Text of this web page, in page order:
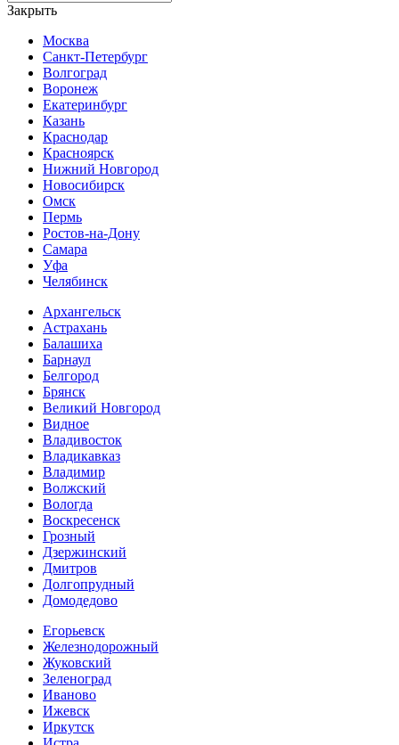
Закрыть
Москва
Санкт-Петербург
Волгоград
Воронеж
Екатеринбург
Казань
Краснодар
Красноярск
Нижний Новгород
Новосибирск
Омск
Пермь
Ростов-на-Дону
Самара
Уфа
Челябинск
Архангельск
Астрахань
Балашиха
Барнаул
Белгород
Брянск
Великий Новгород
Видное
Владивосток
Владикавказ
Владимир
Волжский
Вологда
Воскресенск
Грозный
Дзержинский
Дмитров
Долгопрудный
Домодедово
Егорьевск
Железнодорожный
Жуковский
Зеленоград
Иваново
Ижевск
Иркутск